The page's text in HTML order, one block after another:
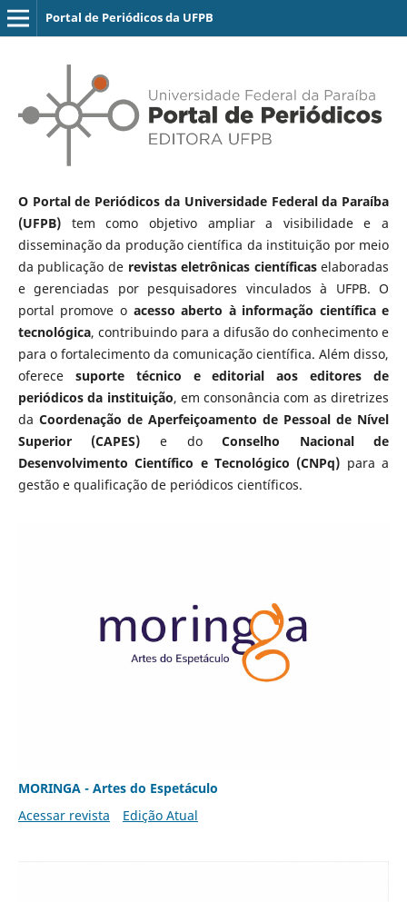
Portal de Periódicos da UFPB
O Portal de Periódicos da Universidade Federal da Paraíba
(UFPB)tem como objetivo ampliar a visibilidade e a
disseminação da produção científica da instituição por meio
da publicação de revistas eletrônicas científicaselaboradas
e gerenciadas por pesquisadores vinculados à UFPB. O
portal promove o acesso aberto à informação científica e
tecnológica, contribuindo para a difusão do conhecimento e
para o fortalecimento da comunicação científica. Além disso,
oferece suporte técnico e editorial aos editores de
periódicos da instituição, em consonância com as diretrizes
da Coordenação de Aperfeiçoamento de Pessoal de Nível
Superior (CAPES) e doConselho Nacional de
Desenvolvimento Científico e Tecnológico (CNPq) para a
gestão e qualificação de periódicos científicos.
MORINGA - Artes do Espetáculo
Acessar revista
Edição Atual